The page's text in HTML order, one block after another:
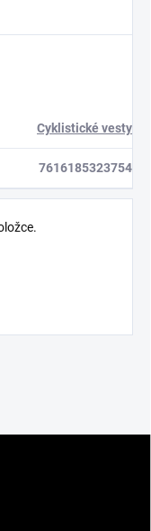
Cyklistické vesty
7616185323754